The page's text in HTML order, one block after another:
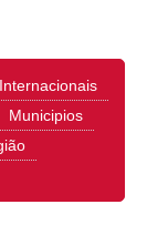
Internacionais
Municipios